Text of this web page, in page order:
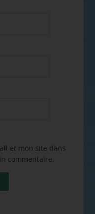
et mon site dans
commentaire.